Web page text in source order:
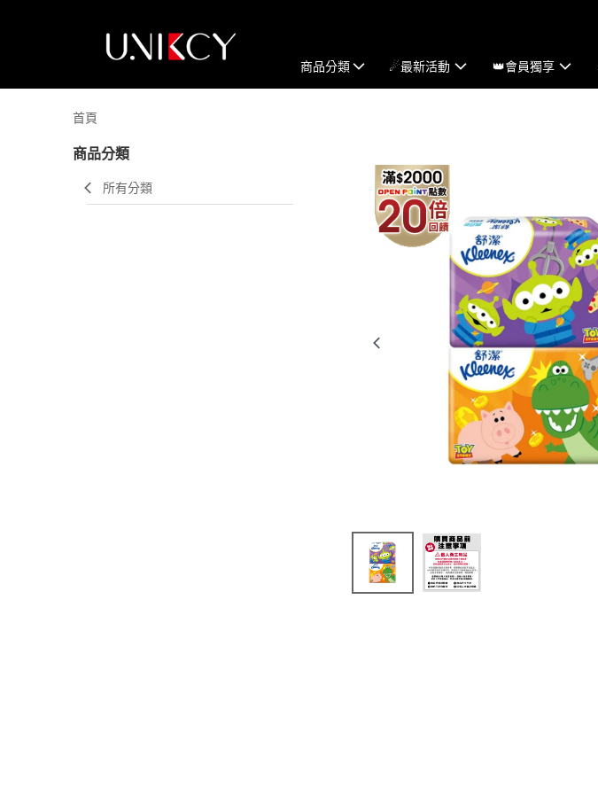
商品分類 ☄最新活動 👑會員獨享
首頁
商品分類
所有分類